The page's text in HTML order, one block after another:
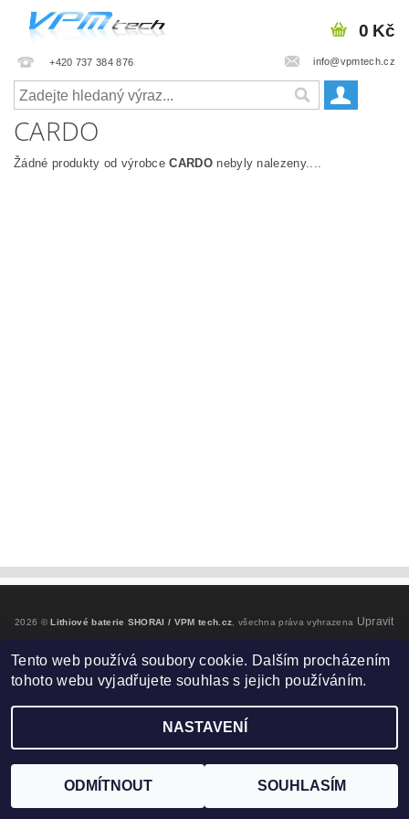
+420 737 384 876 info@vpmtech.cz
0 Kč
CARDO
Žádné produkty od výrobceCARDOnebyly nalezeny....
2026 ©Lithiové baterie SHORAI / VPM tech.cz , všechna práva vyhrazena Upravit
nastavení cookies
Vytvořil Shoptet
Tento web používá soubory cookie. Dalším procházením
tohoto webu vyjadřujete souhlas s jejich používáním.
NASTAVENÍ
ODMÍTNOUT SOUHLASÍM